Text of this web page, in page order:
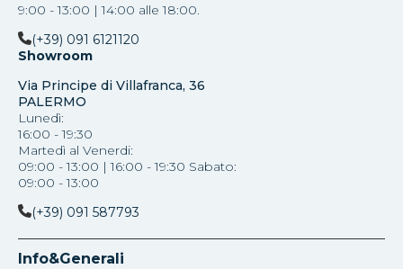
9:00 - 13:00 | 14:00 alle 18:00.
(+39) 091 6121120
Showroom
Via Principe di Villafranca, 36
PALERMO
Lunedì:
16:00 - 19:30
Martedì al Venerdi:
09:00 - 13:00 | 16:00 - 19:30 Sabato:
09:00 - 13:00
(+39) 091 587793
Info&Generali